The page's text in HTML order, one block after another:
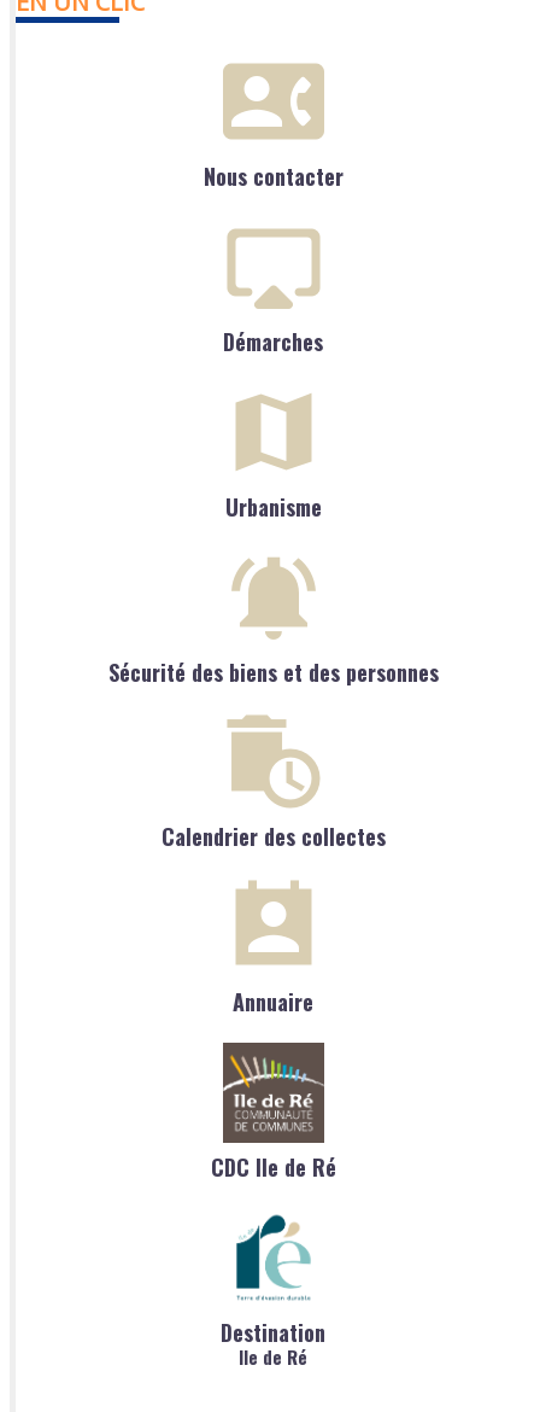
Nous contacter
Démarches
Urbanisme
Sécurité des biens et des personnes
Calendrier des collectes
Annuaire
CDC Ile de Ré
Destination
Ile de Ré